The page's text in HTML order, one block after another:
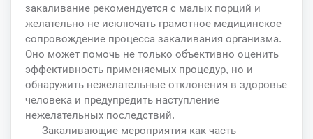
закаливание рекомендуется с малых порций и
желательно не исключать грамотное медицинское
сопровождение процесса закаливания организма.
Оно может помочь не только объективно оценить
эффективность применяемых процедур, но и
обнаружить нежелательные отклонения в здоровье
человека и предупредить наступление
нежелательных последствий.
Закаливающие мероприятия как часть